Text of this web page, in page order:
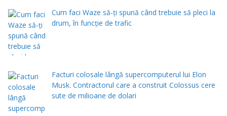
Cum faci Waze să-ți spună când trebuie să pleci la
drum, în funcție de trafic
Facturi colosale lângă supercomputerul lui Elon
Musk. Contractorul care a construit Colossus cere
sute de milioane de dolari